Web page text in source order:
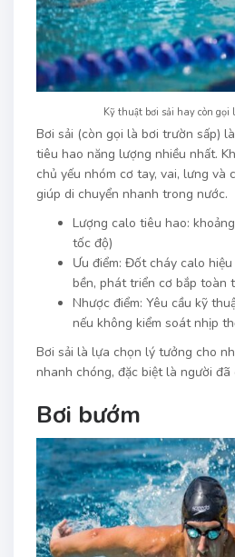
Kỹ thuật bơi sải hay còn gọi
Bơi sải (còn gọi là bơi trườn sấp)
tiêu hao năng lượng nhiều nhất.
chủ yếu nhóm cơ tay, vai, lưng và
giúp di chuyển nhanh trong nước.
Lượng calo tiêu hao:
tốc độ)
Ưu điểm: Đốt cháy calo
bền, phát triển cơ bắp toàn
Nhược điểm: Yêu cầu kỹ
nếu không kiểm soát nhịp
Bơi sải là lựa chọn lý tưởng cho
nhanh chóng, đặc biệt là người
Bơi bướm